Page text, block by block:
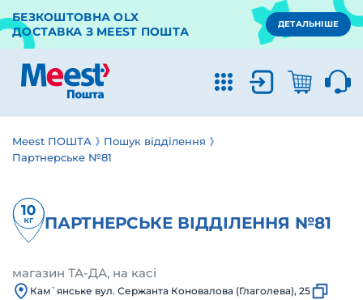
БЕЗКОШТОВНА OLX
ДОСТАВКА З MEEST ПОШТА
ДЕТАЛЬНІШЕ
Meest ПОШТА
Пошук відділення
Партнерське №81
ПАРТНЕРСЬКЕ ВІДДІЛЕННЯ №81
магазин ТА-ДА, на касі
Кам`янське вул. Сержанта Коновалова (Глаголева), 25